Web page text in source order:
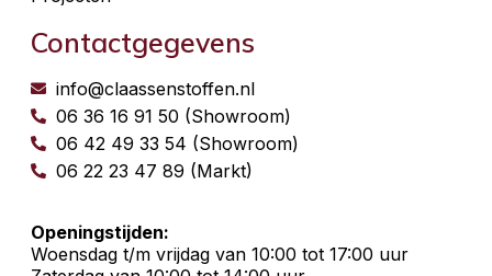
Contactgegevens
info@claassenstoffen.nl
06 36 16 91 50 (Showroom)
06 42 49 33 54 (Showroom)
06 22 23 47 89 (Markt)
Openingstijden:
Woensdag t/m vrijdag van 10:00 tot 17:00 uur